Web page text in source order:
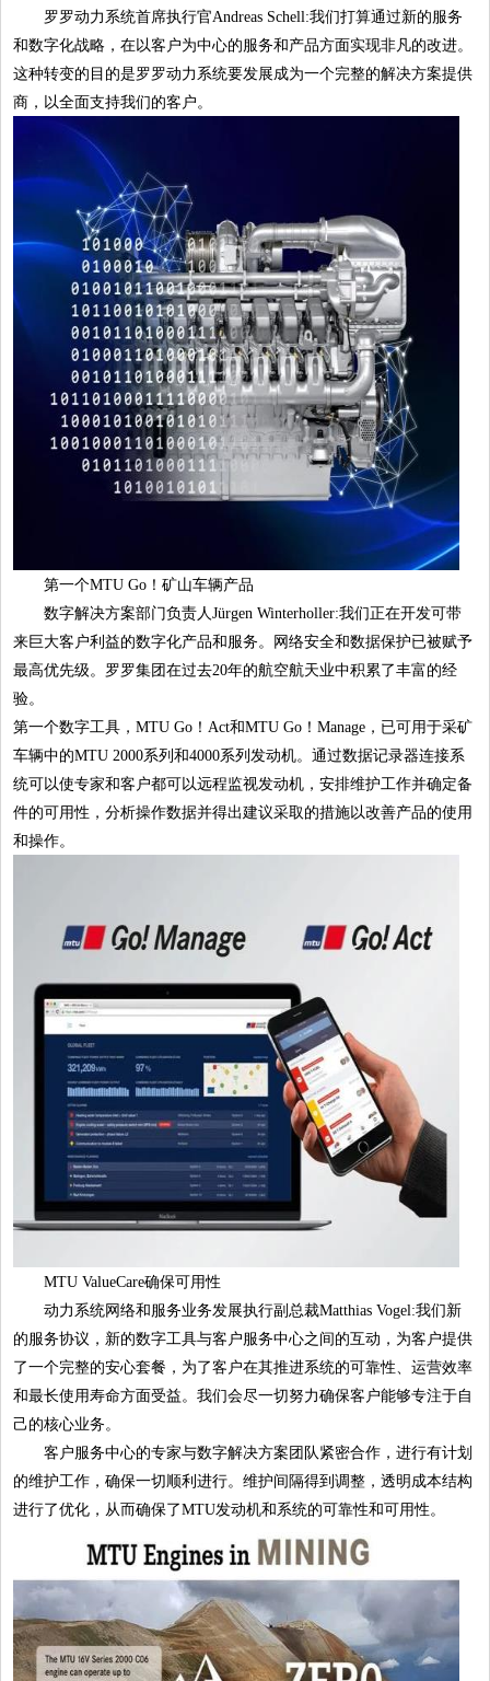
罗罗动力系统首席执行官Andreas Schell:我们打算通过新的服务
和数字化战略，在以客户为中心的服务和产品方面实现非凡的改进。
这种转变的目的是罗罗动力系统要发展成为一个完整的解决方案提供
商，以全面支持我们的客户。
第一个MTU Go！矿山车辆产品
数字解决方案部门负责人Jürgen Winterholler:我们正在开发可带
来巨大客户利益的数字化产品和服务。网络安全和数据保护已被赋予
最高优先级。罗罗集团在过去20年的航空航天业中积累了丰富的经
验。
第一个数字工具，MTU Go！Act和MTU Go！Manage ，已可用于采矿
车辆中的MTU 2000系列和4000系列发动机。通过数据记录器连接系
统可以使专家和客户都可以远程监视发动机，安排维护工作并确定备
件的可用性，分析操作数据并得出建议采取的措施以改善产品的使用
和操作。
MTU ValueCare确保可用性
动力系统网络和服务业务发展执行副总裁Matthias Vogel:我们新
的服务协议，新的数字工具与客户服务中心之间的互动，为客户提供
了一个完整的安心套餐，为了客户在其推进系统的可靠性、运营效率
和最长使用寿命方面受益。我们会尽一切努力确保客户能够专注于自
己的核心业务。
客户服务中心的专家与数字解决方案团队紧密合作，进行有计划
的维护工作，确保一切顺利进行。维护间隔得到调整，透明成本结构
进行了优化，从而确保了MTU发动机和系统的可靠性和可用性。